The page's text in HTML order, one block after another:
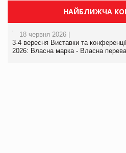
НАЙБЛИЖЧА
18 червня 2026 |
3-4 вересня Виставки та
2026: Власна марка - Власна